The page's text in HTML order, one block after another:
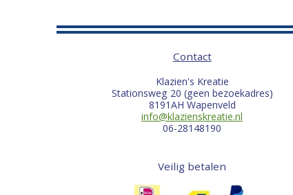
Contact
Klazien's Kreatie
Stationsweg 20 (geen bezoekadres)
8191AH Wapenveld
info@klazienskreatie.nl
06-28148190
Veilig betalen